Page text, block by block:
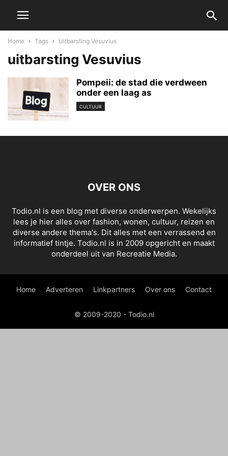
Home Tags Uitbarsting Vesuvius
uitbarsting Vesuvius
Pompeii: de stad die verdween
onder een laag as
CULTUUR
OVER ONS
Todio.nl is een blog met diverse onderwerpen. Wekelijks
lees je hier alles over fashion, wonen, cultuur, reizen en
diverse andere thema's. Dit alles met een verrassend en
informatief tintje. Todio.nl is in 2009 opgericht en maakt
onderdeel uit van Recreatie Media.
Home Adverteren Linkpartners Over ons Contact
© 2009-2020 - Todio.nl